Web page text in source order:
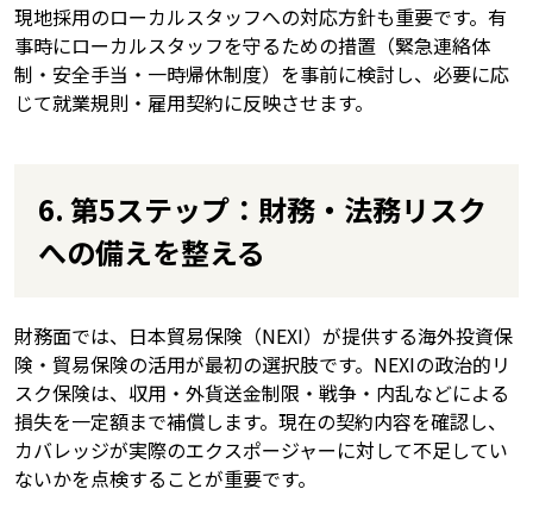
現地採用のローカルスタッフへの対応方針も重要です。有
事時にローカルスタッフを守るための措置（緊急連絡体
制・安全手当・一時帰休制度）を事前に検討し、必要に応
じて就業規則・雇用契約に反映させます。
6. 第5ステップ：財務・法務リスク
への備えを整える
財務面では、日本貿易保険（NEXI）が提供する海外投資保
険・貿易保険の活用が最初の選択肢です。NEXIの政治的リ
スク保険は、収用・外貨送金制限・戦争・内乱などによる
損失を一定額まで補償します。現在の契約内容を確認し、
カバレッジが実際のエクスポージャーに対して不足してい
ないかを点検することが重要です。